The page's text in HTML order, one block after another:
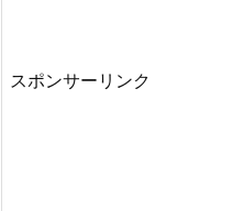
スポンサーリンク